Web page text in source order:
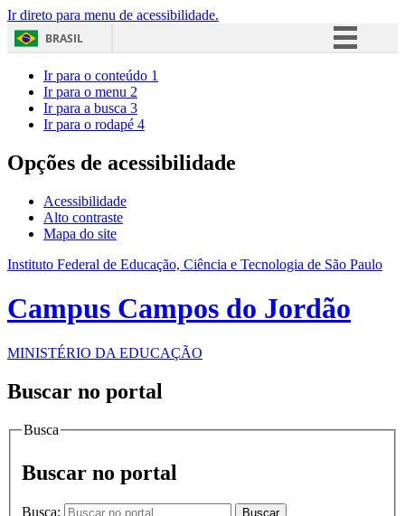
Ir direto para menu de acessibilidade.
BRASIL
Acesso à informação
Ir para o conteúdo 1
Ir para o menu 2
Ir para a busca 3
Ir para o rodapé 4
Opções de acessibilidade
Acessibilidade
Alto contraste
Mapa do site
Instituto Federal de Educação, Ciência e Tecnologia de São Paulo
Campus Campos do Jordão
MINISTÉRIO DA EDUCAÇÃO
Buscar no portal
Busca
Buscar no portal
Busca: Buscar